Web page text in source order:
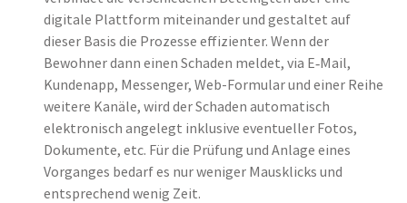
digitale Plattform miteinander und gestaltet auf
dieser Basis die Prozesse effizienter. Wenn der
Bewohner dann einen Schaden meldet, via E‑Mail,
Kundenapp, Messenger, Web-Formular und einer Reihe
weitere Kanäle, wird der Schaden automatisch
elektronisch angelegt inklusive eventueller Fotos,
Dokumente, etc. Für die Prüfung und Anlage eines
Vorganges bedarf es nur weniger Mausklicks und
entsprechend wenig Zeit.